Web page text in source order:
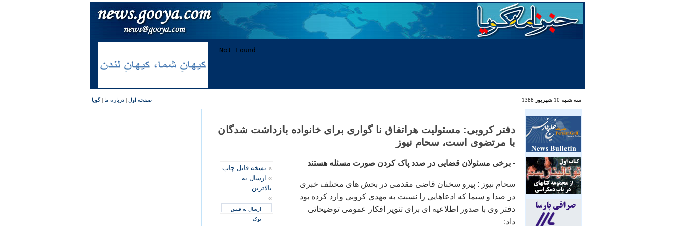
سه شنبه 10 شهریور 1388 صفحه اول | درباره ما |گویا
دفتر کروبی: مسئوليت هراتفاق نا گواری برای خانواده بازداشت شدگان
با مرتضوی است، سحام نيوز
» نسخه قابل چاپ
» ارسال به
بالاترین
»
ارسال به فیس
بوک
- برخی مسئولان قضايی در صدد پاک کردن صورت مسئله هستند
سحام نيوز : پيرو سخنان قاضی مقدمی در بخش های مختلف خبری
در صدا و سيما که ادعاهايی را نسبت به مهدی کروبی وارد کرده بود
دفتر وی با صدور اطلاعيه ای برای تنوير افکار عمومی توضيحاتی
داد: